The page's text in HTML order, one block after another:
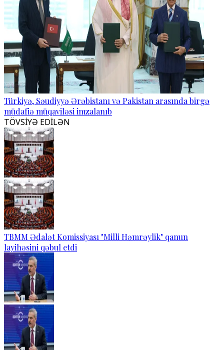
Türkiyə, Səudiyyə Ərəbistanı və Pakistan arasında birgə
müdafiə müqaviləsi imzalanıb
TÖVSİYƏ EDİLƏN
TBMM Ədalət Komissiyası "Milli Həmrəylik" qanun
layihəsini qəbul etdi